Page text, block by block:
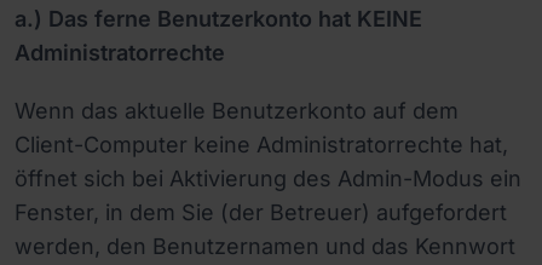
a.) Das ferne Benutzerkonto hat KEINE
Administratorrechte
Wenn das aktuelle Benutzerkonto auf dem
Client-Computer keine Administratorrechte hat,
öffnet sich bei Aktivierung des Admin-Modus ein
Fenster, in dem Sie (der Betreuer) aufgefordert
werden, den Benutzernamen und das Kennwort